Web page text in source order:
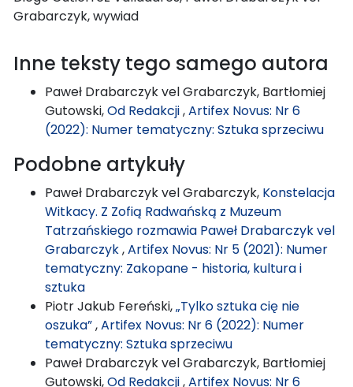
Grabarczyk, wywiad
Inne teksty tego samego autora
Paweł Drabarczyk vel Grabarczyk, Bartłomiej
Gutowski,Od Redakcji,Artifex Novus: Nr 6
(2022): Numer tematyczny: Sztuka sprzeciwu
Podobne artykuły
Paweł Drabarczyk vel Grabarczyk, Konstelacja
Witkacy. Z Zofią Radwańską z Muzeum
Tatrzańskiego rozmawia Paweł Drabarczyk vel
Grabarczyk,Artifex Novus: Nr 5 (2021): Numer
tematyczny: Zakopane - historia, kultura i
sztuka
Piotr Jakub Fereński,„Tylko sztuka cię nie
oszuka”,Artifex Novus: Nr 6 (2022): Numer
tematyczny: Sztuka sprzeciwu
Paweł Drabarczyk vel Grabarczyk, Bartłomiej
Gutowski,Od Redakcji,Artifex Novus: Nr 6